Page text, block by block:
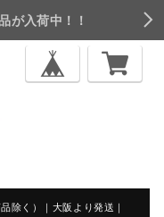
が入荷中！！
除く）｜大阪より発送｜